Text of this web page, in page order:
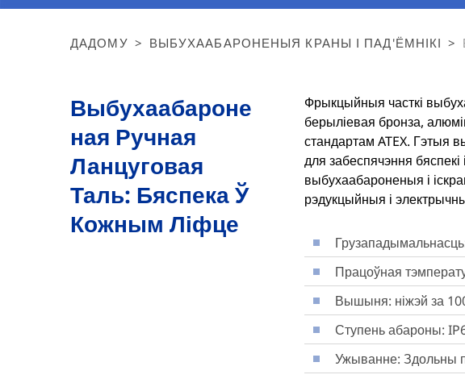
ДАДОМУ > ВЫБУХААБАРОНЕНЫЯ КРАНЫ І ПАД'ЁМНІКІ >
Выбухаабароне
Ная Ручная
Ланцуговая
Таль: Бяспека Ў
Кожным Ліфце
Фрыкцыйныя часткі
берыліевая бронза,
стандартам ATEX. Гэтыя
для забеспячэння
выбухаабароненыя і
рэдукцыйныя і
Працоўная
Вышыня: ніжэй за
Ступень абароны:
Ужыванне: Здольны